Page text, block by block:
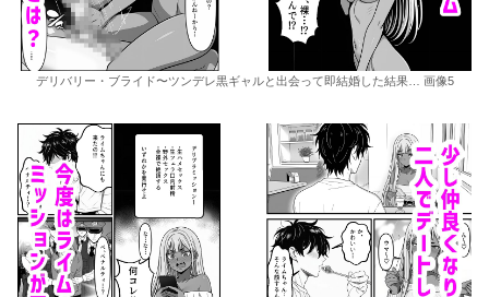
デリバリー・ブライド〜ツンデレ黒ギャルと出会って即結婚した結果… 画像5